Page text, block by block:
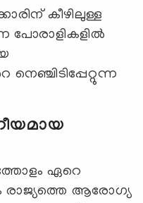
കീഴിലുള്ള
പോരാളികളിൽ
ഏറെ
രാജ്യത്തെ ആരോഗ്യ